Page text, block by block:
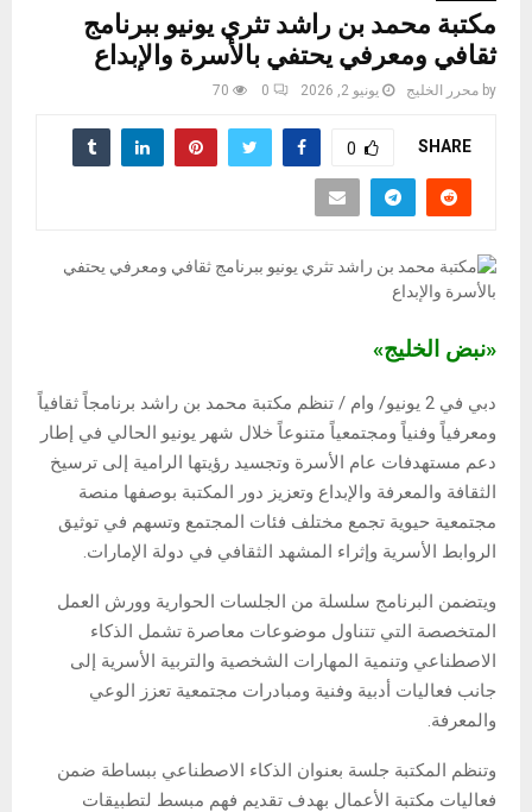
مكتبة محمد بن راشد تثري يونيو ببرنامج
ثقافي ومعرفي يحتفي بالأسرة والإبداع
by محرر الخليج يونيو 2, 2026 0
70
SHARE
0
«نبض الخليج»
دبي في 2 يونيو/ وام / تنظم مكتبة محمد بن راشد برنامجاً ثقافياً
ومعرفياً وفنياً ومجتمعياً متنوعاً خلال شهر يونيو الحالي في إطار
دعم مستهدفات عام الأسرة وتجسيد رؤيتها الرامية إلى ترسيخ
الثقافة والمعرفة والإبداع وتعزيز دور المكتبة بوصفها منصة
مجتمعية حيوية تجمع مختلف فئات المجتمع وتسهم في توثيق
الروابط الأسرية وإثراء المشهد الثقافي في دولة الإمارات.
ويتضمن البرنامج سلسلة من الجلسات الحوارية وورش العمل
المتخصصة التي تتناول موضوعات معاصرة تشمل الذكاء
الاصطناعي وتنمية المهارات الشخصية والتربية الأسرية إلى
جانب فعاليات أدبية وفنية ومبادرات مجتمعية تعزز الوعي
والمعرفة.
وتنظم المكتبة جلسة بعنوان الذكاء الاصطناعي ببساطة ضمن
فعاليات مكتبة الأعمال بهدف تقديم فهم مبسط لتطبيقات